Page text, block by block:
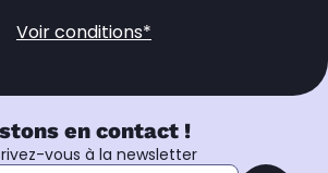
Voir conditions*
en contact !
vous à la newsletter